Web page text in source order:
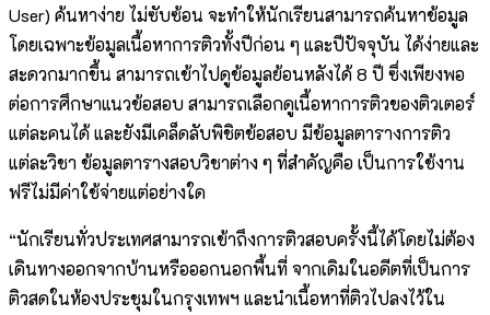
User) ค้นหาง่าย ไม่ซับซ้อน จะทำให้นักเรียนสามารถค้นหาข้อมูล
โดยเฉพาะข้อมูลเนื้อหาการติวทั้งปีก่อน ๆ และปีปัจจุบัน ได้ง่ายและ
สะดวกมากขึ้น สามารถเข้าไปดูข้อมูลย้อนหลังได้ 8 ปี ซึ่งเพียงพอ
ต่อการศึกษาแนวข้อสอบ สามารถเลือกดูเนื้อหาการติวของติวเตอร์
แต่ละคนได้ และยังมีเคล็ดลับพิชิตข้อสอบ มีข้อมูลตารางการติว
แต่ละวิชา ข้อมูลตารางสอบวิชาต่าง ๆ ที่สำคัญคือ เป็นการใช้งาน
ฟรีไม่มีค่าใช้จ่ายแต่อย่างใด
“นักเรียนทั่วประเทศสามารถเข้าถึงการติวสอบครั้งนี้ได้โดยไม่ต้อง
เดินทางออกจากบ้านหรือออกนอกพื้นที่ จากเดิมในอดีตที่เป็นการ
ติวสดในห้องประชุมในกรุงเทพฯ และนำเนื้อหาที่ติวไปลงไว้ใน